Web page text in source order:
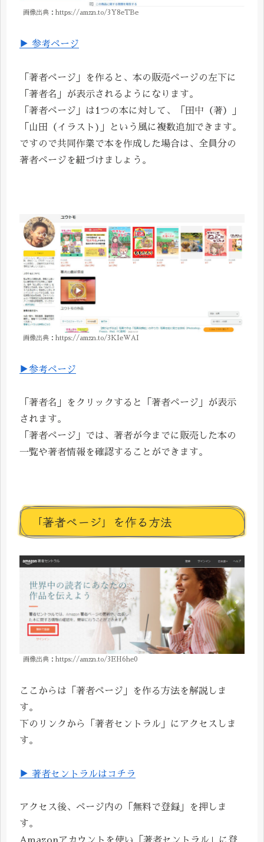
画像出典：https://amzn.to/3Y8eTBe
▶ 参考ページ
「著者ページ」を作ると、本の販売ページの左下に
「著者名」が表示されるようになります。
「著者ページ」は1つの本に対して、「田中（著）」
「山田（イラスト)」という風に複数追加できます。
ですので共同作業で本を作成した場合は、全員分の
著者ページを紐づけましょう。
画像出典：https://amzn.to/3KIeWAI
▶参考ページ
「著者名」をクリックすると「著者ページ」が表示
されます。
「著者ページ」では、著者が今までに販売した本の
一覧や著者情報を確認することができます。
「著者ページ」を作る方法
画像出典：https://amzn.to/3EH6he0
ここからは「著者ページ」を作る方法を解説しま
す。
下のリンクから「著者セントラル」にアクセスしま
す。
▶ 著者セントラルはコチラ
アクセス後、ページ内の「無料で登録」を押しま
す。